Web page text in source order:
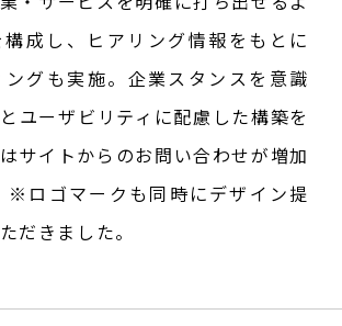
成し、ヒアリング情報をもとに
グも実施。企業スタンスを意識
ユーザビリティに配慮した構築を
サイトからのお問い合わせが増加
※ロゴマークも同時にデザイン提
だきました。